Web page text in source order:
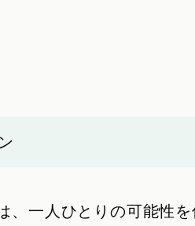
、一人ひとりの可能性